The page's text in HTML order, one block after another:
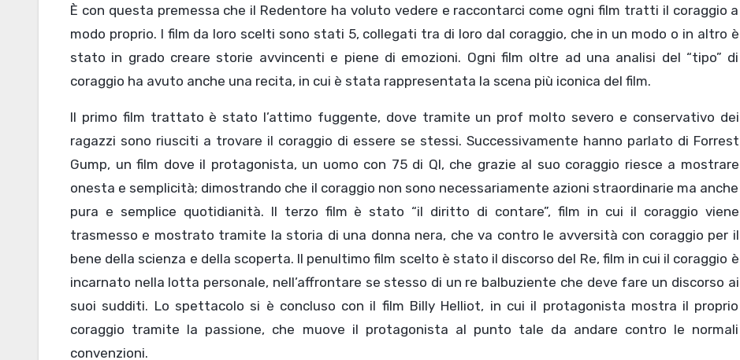
È con questa premessa che il Redentore ha voluto vedere e raccontarci come ogni film tratti il coraggio a
modo proprio. I film da loro scelti sono stati 5, collegati tra di loro dal coraggio, che in un modo o in altro è
stato in grado creare storie avvincenti e piene di emozioni. Ogni film oltre ad una analisi del “tipo” di
coraggio ha avuto anche una recita, in cui è stata rappresentata la scena più iconica del film.
Il primo film trattato è stato l’attimo fuggente, dove tramite un prof molto severo e conservativo dei
ragazzi sono riusciti a trovare il coraggio di essere se stessi. Successivamente hanno parlato di Forrest
Gump, un film dove il protagonista, un uomo con 75 di QI, che grazie al suo coraggio riesce a mostrare
onesta e semplicità; dimostrando che il coraggio non sono necessariamente azioni straordinarie ma anche
pura e semplice quotidianità. Il terzo film è stato “il diritto di contare”, film in cui il coraggio viene
trasmesso e mostrato tramite la storia di una donna nera, che va contro le avversità con coraggio per il
bene della scienza e della scoperta. Il penultimo film scelto è stato il discorso del Re, film in cui il coraggio è
incarnato nella lotta personale, nell’affrontare se stesso di un re balbuziente che deve fare un discorso ai
suoi sudditi. Lo spettacolo si è concluso con il film Billy Helliot, in cui il protagonista mostra il proprio
coraggio tramite la passione, che muove il protagonista al punto tale da andare contro le normali
convenzioni.